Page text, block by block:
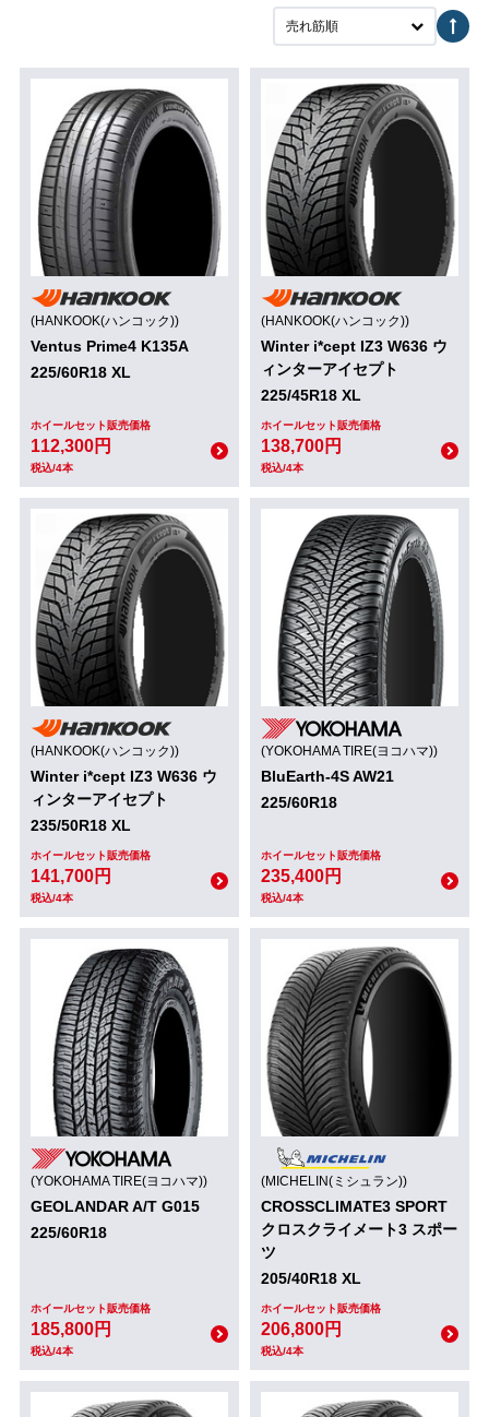
売れ筋順
(HANKOOK(ハンコック))
Ventus Prime4 K135A
225/60R18 XL
ホイールセット販売価格
112,300円
税込/4本
(HANKOOK(ハンコック))
Winter i*cept IZ3 W636 ウ
ィンターアイセプト
225/45R18 XL
ホイールセット販売価格
138,700円
税込/4本
(HANKOOK(ハンコック))
Winter i*cept IZ3 W636 ウ
ィンターアイセプト
235/50R18 XL
ホイールセット販売価格
141,700円
税込/4本
(YOKOHAMA TIRE(ヨコハマ))
BluEarth-4S AW21
225/60R18
ホイールセット販売価格
235,400円
税込/4本
(YOKOHAMA TIRE(ヨコハマ))
GEOLANDAR A/T G015
225/60R18
ホイールセット販売価格
185,800円
税込/4本
(MICHELIN(ミシュラン))
CROSSCLIMATE3 SPORT
クロスクライメート3 スポー
ツ
205/40R18 XL
ホイールセット販売価格
206,800円
税込/4本